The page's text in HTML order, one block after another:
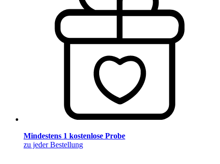
Mindestens 1 kostenlose Probe
zu jeder Bestellung